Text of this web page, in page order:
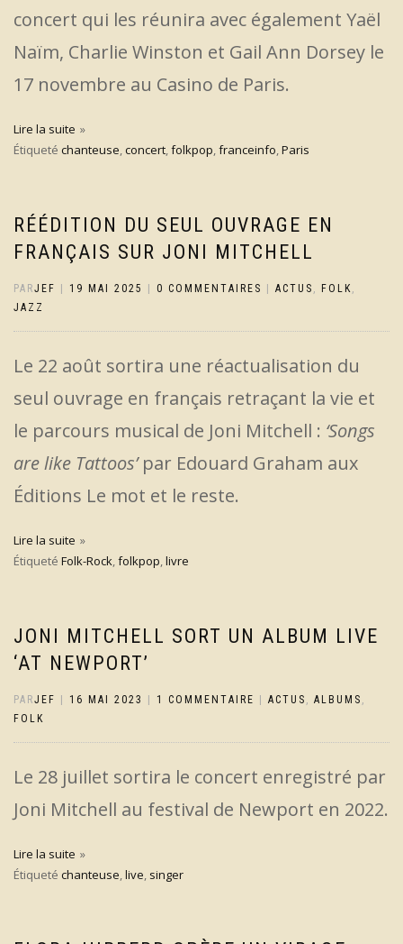
concert qui les réunira avec également Yaël
Naïm, Charlie Winston et Gail Ann Dorsey le
17 novembre au Casino de Paris.
Lire la suite
Étiqueté chanteuse,concert,folkpop,franceinfo,Paris
RÉÉDITION DU SEUL OUVRAGE EN
FRANÇAIS SUR JONI MITCHELL
PARJEF 19 MAI 2025 0 COMMENTAIRES ACTUS , FOLK,
JAZZ
Le 22 août sortira une réactualisation du
seul ouvrage en français retraçant la vie et
le parcours musical de Joni Mitchell : ‘Songs
are like Tattoos’par Edouard Graham aux
Éditions Le mot et le reste.
Lire la suite
Étiqueté Folk-Rock,folkpop,livre
JONI MITCHELL SORT UN ALBUM LIVE
‘AT NEWPORT’
PARJEF 16 MAI 2023 1 COMMENTAIRE ACTUS , ALBUMS ,
FOLK
Le 28 juillet sortira le concert enregistré par
Joni Mitchell au festival de Newport en 2022.
Lire la suite
Étiqueté chanteuse,live, singer